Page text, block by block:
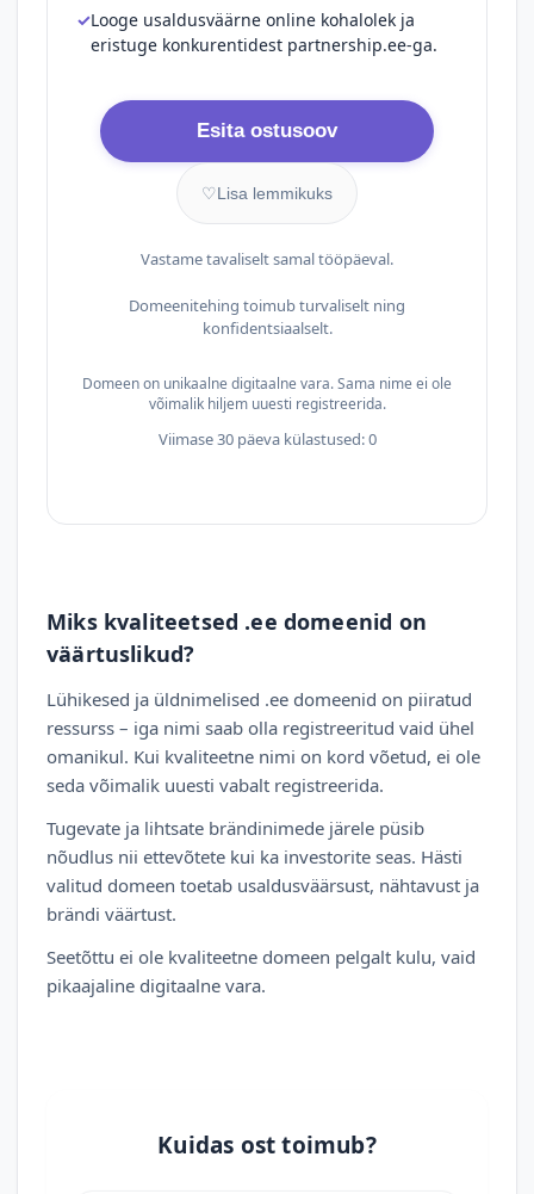
Looge usaldusväärne online kohalolek ja
eristuge konkurentidest partnership.ee-ga.
Esita ostusoov
♡Lisa lemmikuks
Vastame tavaliselt samal tööpäeval.
Domeenitehing toimub turvaliselt ning
konfidentsiaalselt.
Domeen on unikaalne digitaalne vara. Sama nime ei ole
võimalik hiljem uuesti registreerida.
Viimase 30 päeva külastused: 0
Miks kvaliteetsed .ee domeenid on
väärtuslikud?
Lühikesed ja üldnimelised .ee domeenid on piiratud
ressurss – iga nimi saab olla registreeritud vaid ühel
omanikul. Kui kvaliteetne nimi on kord võetud, ei ole
seda võimalik uuesti vabalt registreerida.
Tugevate ja lihtsate brändinimede järele püsib
nõudlus nii ettevõtete kui ka investorite seas. Hästi
valitud domeen toetab usaldusväärsust, nähtavust ja
brändi väärtust.
Seetõttu ei ole kvaliteetne domeen pelgalt kulu, vaid
pikaajaline digitaalne vara.
Kuidas ost toimub?